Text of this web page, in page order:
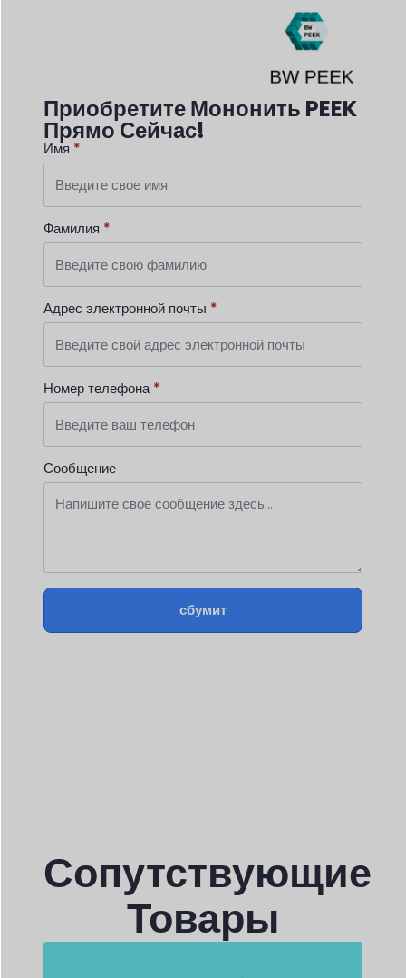
Приобретите Мононить PEEK
Прямо Сейчас!
Имя *
Фамилия *
Адрес электронной почты *
Номер телефона *
Сообщение
сбумит
Сопутствующие
Товары